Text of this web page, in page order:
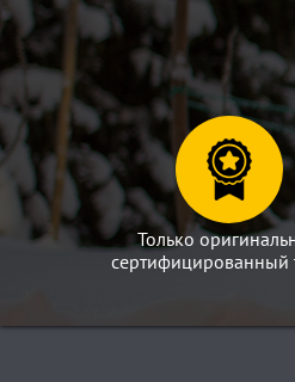
Только
сертифицированный